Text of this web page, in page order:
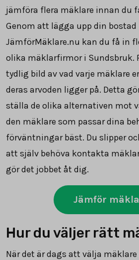
jämföra flera mäklare innan du
Genom att lägga upp din bostad
JämförMäklare.nu kan du få in
olika mäklarfirmor i Sundsbruk.
tydlig bild av vad varje mäklare
deras arvoden ligger på. Detta
ställa de olika alternativen mot
den mäklare som passar dina
förväntningar bäst. Du slipper
att själv behöva kontakta
gör det jobbet åt dig.
Jämför
Hur du väljer rätt
När det är dags att välja